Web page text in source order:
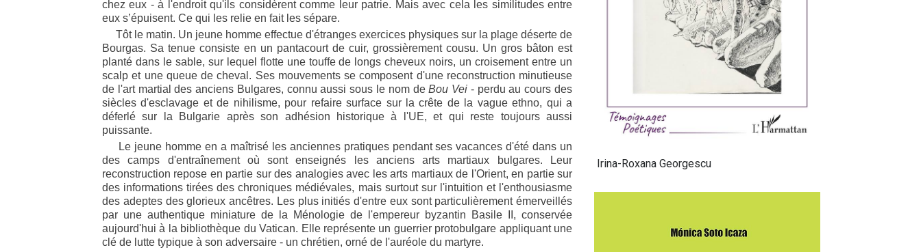
chez eux - à l'endroit qu'ils considèrent comme leur patrie. Mais avec cela les similitudes entre
eux s’épuisent. Ce qui les relie en fait les sépare.
Tôt le matin. Un jeune homme effectue d'étranges exercices physiques sur la plage déserte de
Bourgas. Sa tenue consiste en un pantacourt de cuir, grossièrement cousu. Un gros bâton est
planté dans le sable, sur lequel flotte une touffe de longs cheveux noirs, un croisement entre un
scalp et une queue de cheval. Ses mouvements se composent d'une reconstruction minutieuse
de l'art martial des anciens Bulgares, connu aussi sous le nom deBou Vei - perdu au cours des
siècles d'esclavage et de nihilisme, pour refaire surface sur la crête de la vague ethno, qui a
déferlé sur la Bulgarie après son adhésion historique à l'UE, et qui reste toujours aussi
puissante.
Le jeune homme en a maîtrisé les anciennes pratiques pendant ses vacances d'été dans un
des camps d'entraînement où sont enseignés les anciens arts martiaux bulgares. Leur
reconstruction repose en partie sur des analogies avec les arts martiaux de l'Orient, en partie sur
des informations tirées des chroniques médiévales, mais surtout sur l'intuition et l'enthousiasme
des adeptes des glorieux ancêtres. Les plus initiés d'entre eux sont particulièrement émerveillés
par une authentique miniature de la Ménologie de l'empereur byzantin Basile II, conservée
aujourd'hui à la bibliothèque du Vatican. Elle représente un guerrier protobulgare appliquant une
clé de lutte typique à son adversaire - un chrétien, orné de l'auréole du martyre.
Irina-Roxana Georgescu